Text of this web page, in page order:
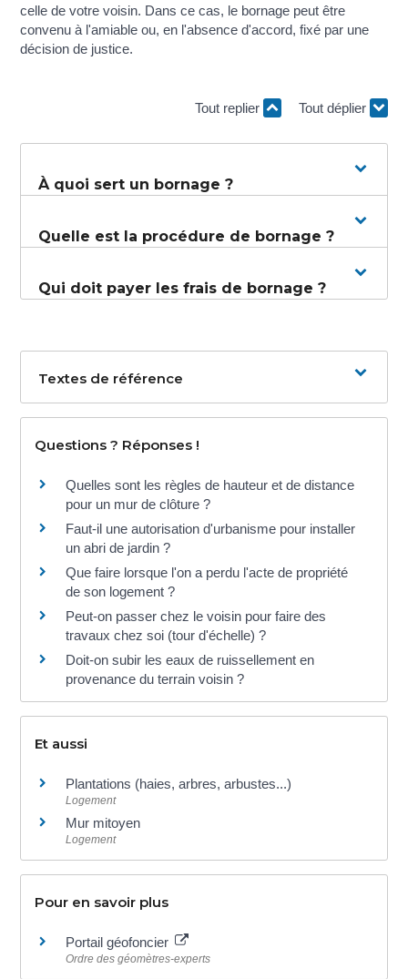
celle de votre voisin. Dans ce cas, le bornage peut être
convenu à l'amiable ou, en l'absence d'accord, fixé par une
décision de justice.
Tout replier Tout déplier
À quoi sert un bornage ?
Quelle est la procédure de bornage ?
Qui doit payer les frais de bornage ?
Textes de référence
Questions ? Réponses !
Quelles sont les règles de hauteur et de distance
pour un mur de clôture ?
Faut-il une autorisation d'urbanisme pour installer
un abri de jardin ?
Que faire lorsque l'on a perdu l'acte de propriété
de son logement ?
Peut-on passer chez le voisin pour faire des
travaux chez soi (tour d'échelle) ?
Doit-on subir les eaux de ruissellement en
provenance du terrain voisin ?
Et aussi
Plantations (haies, arbres, arbustes...)
Logement
Mur mitoyen
Logement
Pour en savoir plus
Portail géofoncier
Ordre des géomètres-experts